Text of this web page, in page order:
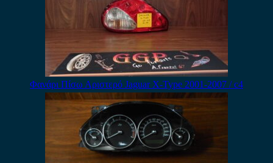
Φανάρι Πίσω Αριστερό Jaguar X-Type 2001-2007 / c4